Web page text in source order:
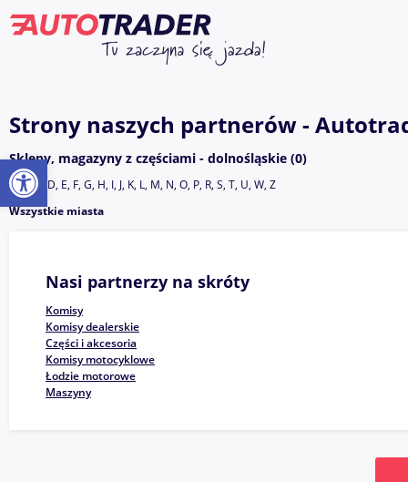
Strony naszych partnerów -
Sklepy, magazyny z częściami - dolnośląskie (0)
A, B, C, D, E, F, G, H, I, J, K, L, M, N, O, P, R, S, T, U, W, Z
Wszystkie miasta
Nasi partnerzy na skróty
Komisy
Komisy dealerskie
Części i akcesoria
Komisy motocyklowe
Łodzie motorowe
Maszyny
Otwórz pasek narzędzi